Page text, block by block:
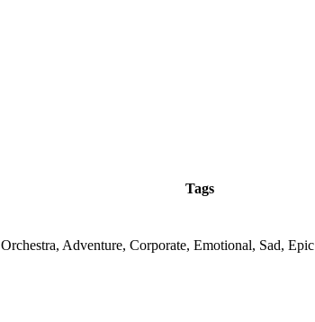
Tags
Orchestra, Adventure, Corporate, Emotional, Sad, Epic